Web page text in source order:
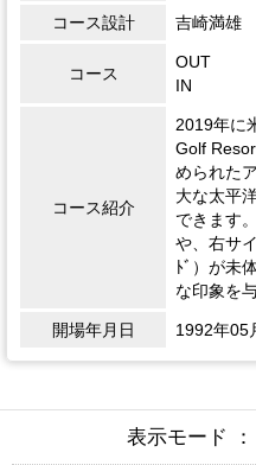
コース設計 吉崎満雄
コース
OUT
IN
コース紹介
2019年に
Golf
められた
大な太平
できます
や、右サ
ﾄﾞ）が未
な印象を
開場年月日 1992年05
表示モード